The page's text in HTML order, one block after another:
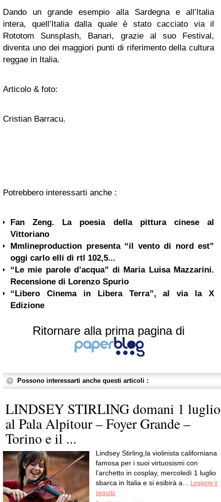
Dando un grande esempio alla Sardegna e all’Italia
intera, quell’Italia dalla quale è stato cacciato via il
Rototom Sunsplash, Banari, grazie al suo Festival,
diventa uno dei maggiori punti di riferimento della cultura
reggae in Italia.
Articolo & foto:
Cristian Barracu.
Potrebbero interessarti anche :
Fan Zeng. La poesia della pittura cinese al
Vittoriano
Mmlineproduction presenta “il vento di nord est”
oggi carlo elli di rtl 102,5...
“Le mie parole d’acqua” di Maria Luisa Mazzarini.
Recensione di Lorenzo Spurio
“Libero Cinema in Libera Terra”, al via la X
Edizione
Ritornare alla prima pagina di
Possono interessarti anche questi articoli :
LINDSEY STIRLING domani 1 luglio
al Pala Alpitour – Foyer Grande –
Torino e il ...
Lindsey Stirling,la violinista californiana
famosa per i suoi virtuosismi con
l’archetto in cosplay, mercoledì 1 luglio
sbarca in Italia e si esibirà a...
Leggere il
seguito